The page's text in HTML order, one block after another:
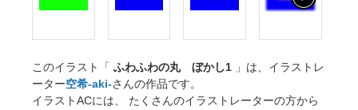
このイラスト「 ふわふわの丸 ぼかし1 」は、イラストレ
ーター空希-aki-さんの作品です。
イラストACには、 たくさんのイラストレーターの方から